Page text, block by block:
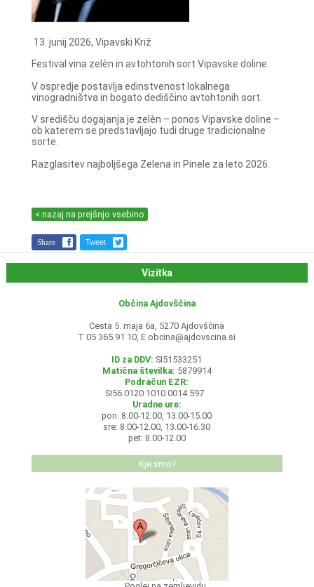
13. junij 2026, Vipavski Križ
Festival vina zelèn in avtohtonih sort Vipavske doline.
V ospredje postavlja edinstvenost lokalnega
vinogradništva in bogato dediščino avtohtonih sort.
V središču dogajanja je zelèn – ponos Vipavske doline –
ob katerem se predstavljajo tudi druge tradicionalne
sorte.
Razglasitev najboljšega Zelena in Pinele za leto 2026.
< nazaj na prejšnjo vsebino
Share Tweet
Vizitka
Občina Ajdovščina
Cesta 5. maja 6a, 5270 Ajdovščina
T 05 365 91 10, E obcina@ajdovscina.si
ID za DDV: SI51533251
Matična številka: 5879914
Podračun EZR:
SI56 0120 1010 0014 597
Uradne ure:
pon: 8.00-12.00, 13.00-15.00
sre: 8.00-12.00, 13.00-16.30
pet: 8.00-12.00
Kje smo?